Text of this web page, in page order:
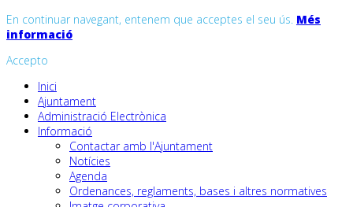
En continuar navegant, entenem que acceptes el seu ús. Més
informació
Accepto
Inici
Ajuntament
Administració Electrònica
Informació
Contactar amb l'Ajuntament
Notícies
Agenda
Ordenances, reglaments, bases i altres normatives